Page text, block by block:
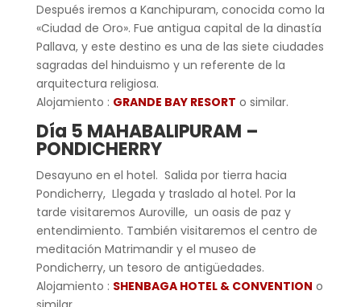
Después iremos a Kanchipuram, conocida como la
«Ciudad de Oro». Fue antigua capital de la dinastía
Pallava, y este destino es una de las siete ciudades
sagradas del hinduismo y un referente de la
arquitectura religiosa.
Alojamiento : GRANDE BAY RESORT o similar.
Día 5 MAHABALIPURAM –
PONDICHERRY
Desayuno en el hotel. Salida por tierra hacia
Pondicherry, Llegada y traslado al hotel. Por la
tarde visitaremos Auroville, un oasis de paz y
entendimiento. También visitaremos el centro de
meditación Matrimandir y el museo de
Pondicherry, un tesoro de antigüedades.
Alojamiento : SHENBAGA HOTEL & CONVENTION o